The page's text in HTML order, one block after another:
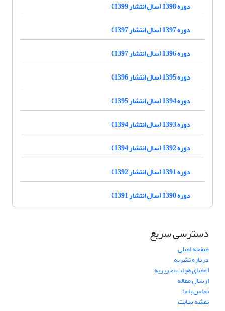
دوره 1398 (سال انتشار 1399)
دوره 1397 (سال انتشار 1397)
دوره 1396 (سال انتشار 1397)
دوره 1395 (سال انتشار 1396)
دوره 1394 (سال انتشار 1395)
دوره 1393 (سال انتشار 1394)
دوره 1392 (سال انتشار 1394)
دوره 1391 (سال انتشار 1392)
دوره 1390 (سال انتشار 1391)
دسترسی سریع
صفحه اصلی
درباره نشریه
اعضای هیات تحریریه
ارسال مقاله
تماس با ما
نقشه سایت